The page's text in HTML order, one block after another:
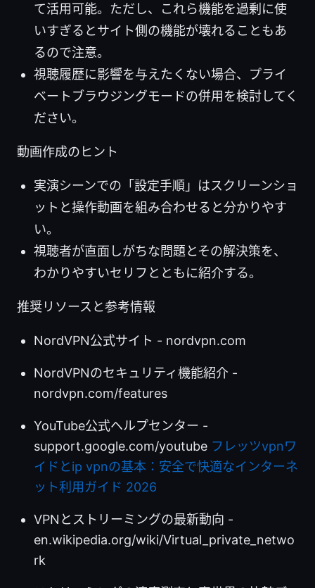
て活用可能。ただし、これら機能を過剰に使
いすぎるとサイト側の機能が壊れることもあ
るので注意。
視聴履歴に影響を与えたくない場合、プライ
ベートブラウジングモードの併用を検討してく
ださい。
動画作成のヒント
実演シーンでの「設定手順」はスクリーンショ
ットと操作動画を組み合わせると分かりやす
い。
視聴者が直面しがちな問題とその解決策を、
わかりやすいセリフとともに紹介する。
推奨リソースと参考情報
NordVPN公式サイト - nordvpn.com
NordVPNのセキュリティ機能紹介 -
nordvpn.com/features
YouTube公式ヘルプセンター -
support.google.com/youtube フレッツvpnワ
イドとip vpnの基本：安全で快適なインターネ
ット利用ガイド 2026
VPNとストリーミングの最新動向 -
en.wikipedia.org/wiki/Virtual_private_netwo
rk